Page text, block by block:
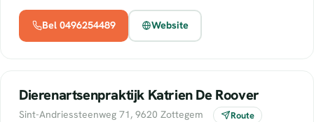
Bel 0496254489 Website
Dierenartsenpraktijk Katrien De Roover
Sint-Andriessteenweg 71, 9620 Zottegem Route